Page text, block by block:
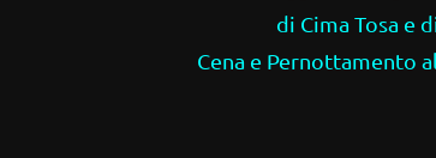
di Cima Tosa e
Cena e Pernottamento